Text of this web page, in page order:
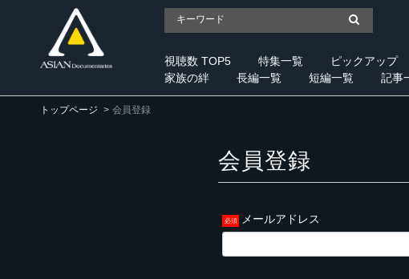
視聴数 TOP5 特集一覧 ピックアップ
家族の絆
長編一覧 短編一覧 記事
トップページ 会員登録
会員登録
メールアドレス